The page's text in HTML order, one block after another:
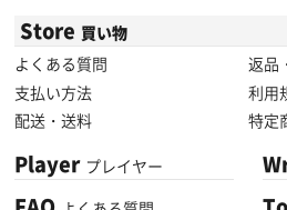
Store 買い物
よくある質問
返品
支払い方法
利用
配送・送料
特定
Player プレイヤー